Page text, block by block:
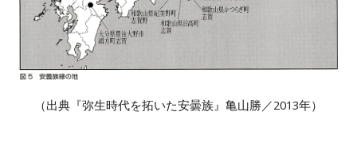
（出典『弥生時代を拓いた安曇族』亀山勝／2013年）